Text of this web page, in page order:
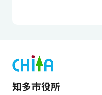
知多市役所